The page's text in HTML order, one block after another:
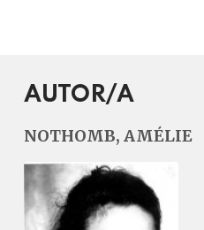
AUTOR/A
NOTHOMB, AMÉLIE